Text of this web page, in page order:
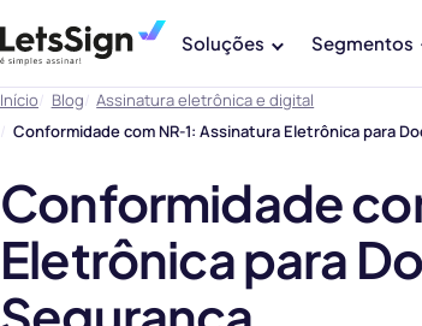
Soluções Segmentos
Início Blog
Assinatura eletrônica e digital
Conformidade com NR-1: Assinatura Eletrônica para
Conformidade
Eletrônica para